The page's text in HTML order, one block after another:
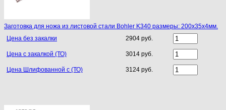
Заготовка для ножа из листовой стали Bohler K340 размеры: 200х35х4мм.
Цена без закалки
2904 руб.
Цена с закалкой (ТО) 3014 руб.
Цена Шлифованной с (ТО) 3124 руб.